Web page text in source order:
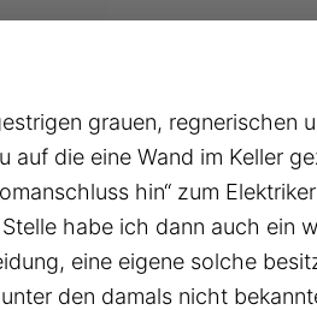
grauen, regnerischen
auf die eine Wand im Keller
hin“ zum
habe ich dann auch ein
eine eigene solche
den damals nicht